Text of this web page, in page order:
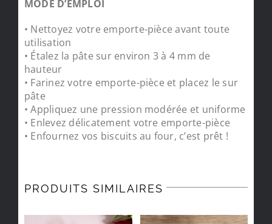
MODE D’EMPLOI
• Nettoyez votre emporte-pièce avant toute
utilisation
• Étalez la pâte sur environ 3 à 4 mm de
hauteur
• Farinez votre emporte-pièce et placez le sur
pâte
• Appliquez une pression modérée et uniforme
• Enlevez délicatement votre emporte-pièce
• Enfournez vos biscuits au four, c’est prêt !
PRODUITS SIMILAIRES